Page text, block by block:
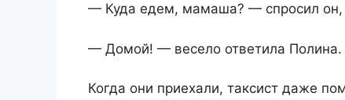
— Куда едем, мамаша? — спросил он,
— Домой! — весело ответила
Когда они приехали, таксист даже